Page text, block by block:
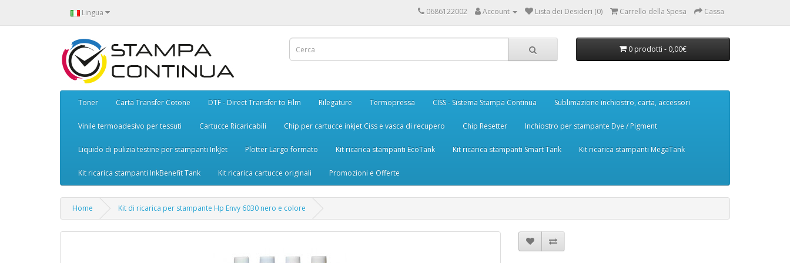
Lingua 0686122002 Account Lista dei Desideri (0) Carrello della Spesa Cassa
0 prodotti - 0,00€
Toner Carta Transfer Cotone DTF - Direct Transfer to Film Rilegature Termopressa CISS - Sistema Stampa Continua Sublimazione inchiostro, carta, accessori
Vinile termoadesivo per tessuti Cartucce Ricaricabili Chip per cartucce inkjet Ciss e vasca di recupero Chip Resetter Inchiostro per stampante Dye / Pigment
Liquido di pulizia testine per stampanti InkJet Plotter Largo formato Kit ricarica stampanti EcoTank Kit ricarica stampanti Smart Tank Kit ricarica stampanti MegaTank
Kit ricarica stampanti InkBenefit Tank Kit ricarica cartucce originali Promozioni e Offerte
Home Kit di ricarica per stampante Hp Envy 6030 nero e colore